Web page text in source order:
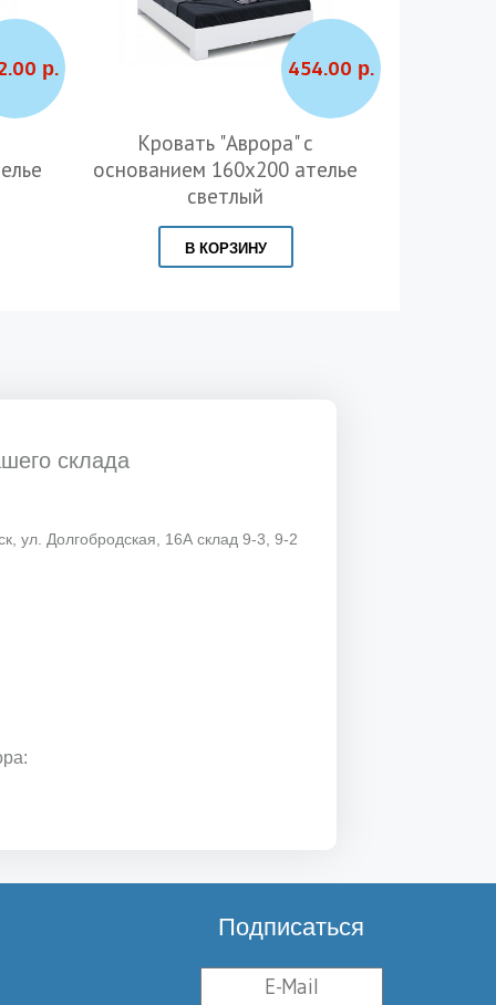
р. 454.00 р.
Кровать "Аврора" с
основанием 160х200 ателье
светлый
В КОРЗИНУ
склада
ул. Долгобродская, 16А склад 9-3, 9-2
Подписаться